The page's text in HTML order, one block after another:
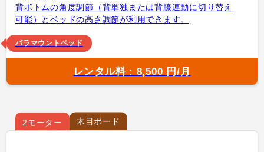
背ボトムの角度調節（背単独または背膝連動に切り替え
可能）とベッドの高さ調節が利用できます。
パラマウントベッド
レンタル料 : 8,500 円/月
2モーター 木目ボード